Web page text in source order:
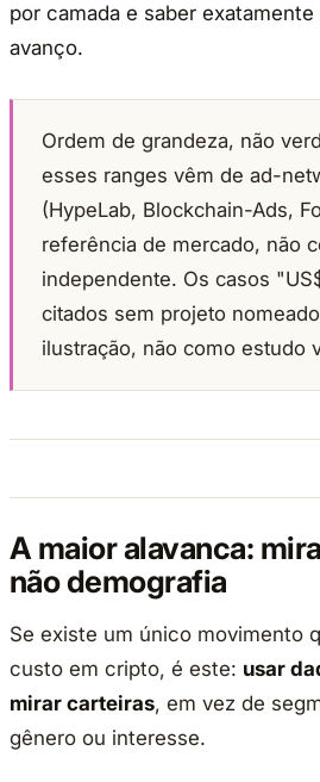
por camada e saber
avanço.
Ordem de grandeza, não
esses ranges vêm de ad-
(HypeLab, Blockchain-Ads,
referência de mercado, não
independente. Os casos
citados sem projeto
ilustração, não como estudo
A maior alavanca:
não demografia
Se existe um único movimento
custo em cripto, é este: usar
mirar carteiras, em vez de
gênero ou interesse.